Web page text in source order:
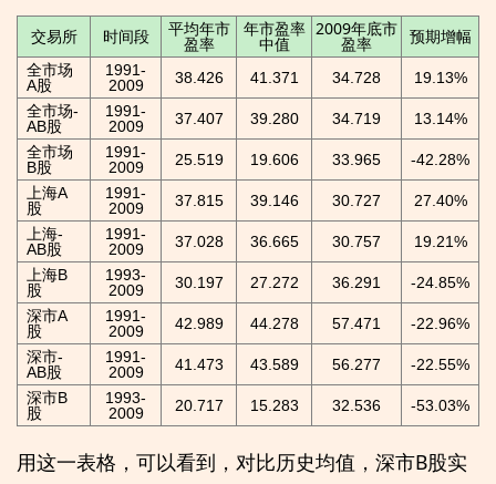
交易所 时间段 平均年市
盈率
年市盈率
中值
2009年底市
盈率 预期增幅
全市场
A股
1991-
2009
38.426 41.371 34.728
19.13%
全市场-
AB股
1991-
2009
37.407 39.280 34.719
13.14%
全市场
B股
1991-
2009
25.519 19.606 33.965
-42.28%
上海A
股
1991-
2009
37.815 39.146 30.727
27.40%
上海-
AB股
1991-
2009
37.028 36.665 30.757
19.21%
上海B
股
1993-
2009
30.197 27.272 36.291
-24.85%
深市A
股
1991-
2009
42.989 44.278 57.471
-22.96%
深市-
AB股
1991-
2009
41.473 43.589 56.277
-22.55%
深市B
股
1993-
2009
20.717 15.283 32.536 -53.03%
用这一表格，可以看到，对比历史均值，深市B股实